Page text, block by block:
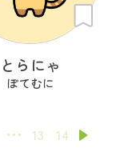
とらにゃ
ぽてむに
13 14